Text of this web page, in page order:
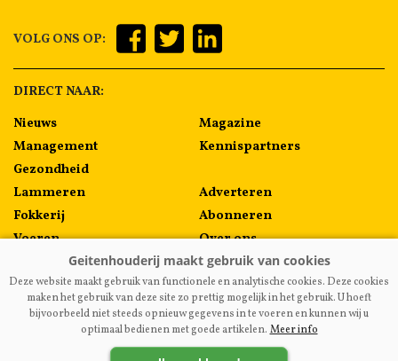
VOLG ONS OP:
DIRECT NAAR:
Nieuws
Management
Gezondheid
Lammeren
Fokkerij
Voeren
Algemeen
Melkprijzen
Magazine
Kennispartners
Adverteren
Abonneren
Over ons
Contact
VAKBLADGEITENHOUDERIJ.NL DISCLAIMER
Deze website maakt gebruik van functionele en analytische cookies. Deze cookies
maken het gebruik van deze site zo prettig mogelijk in het gebruik. U hoeft
bijvoorbeeld niet steeds opnieuw gegevens in te voeren en kunnen wij u
optimaal bedienen met goede artikelen. Meer info